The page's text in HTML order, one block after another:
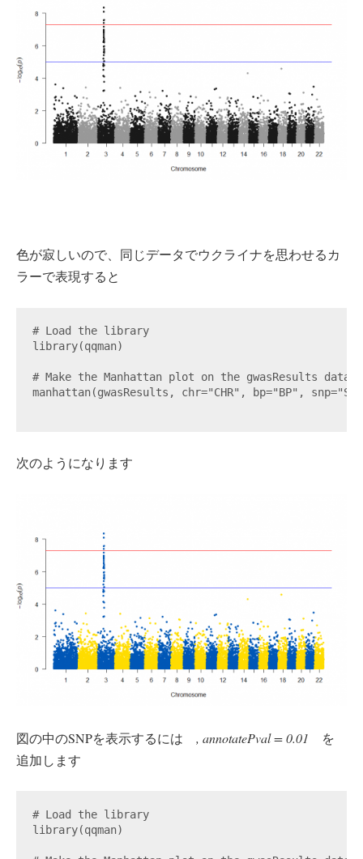
色が寂しいので、同じデータでウクライナを思わせるカ
ラーで表現すると
# Load the library
library(qqman)
# Make the Manhattan plot on the gwasResults
manhattan(gwasResults, chr="CHR", bp="BP",
次のようになります
図の中のSNPを表示するには , annotatePval = 0.01 を
追加します
# Load the library
library(qqman)